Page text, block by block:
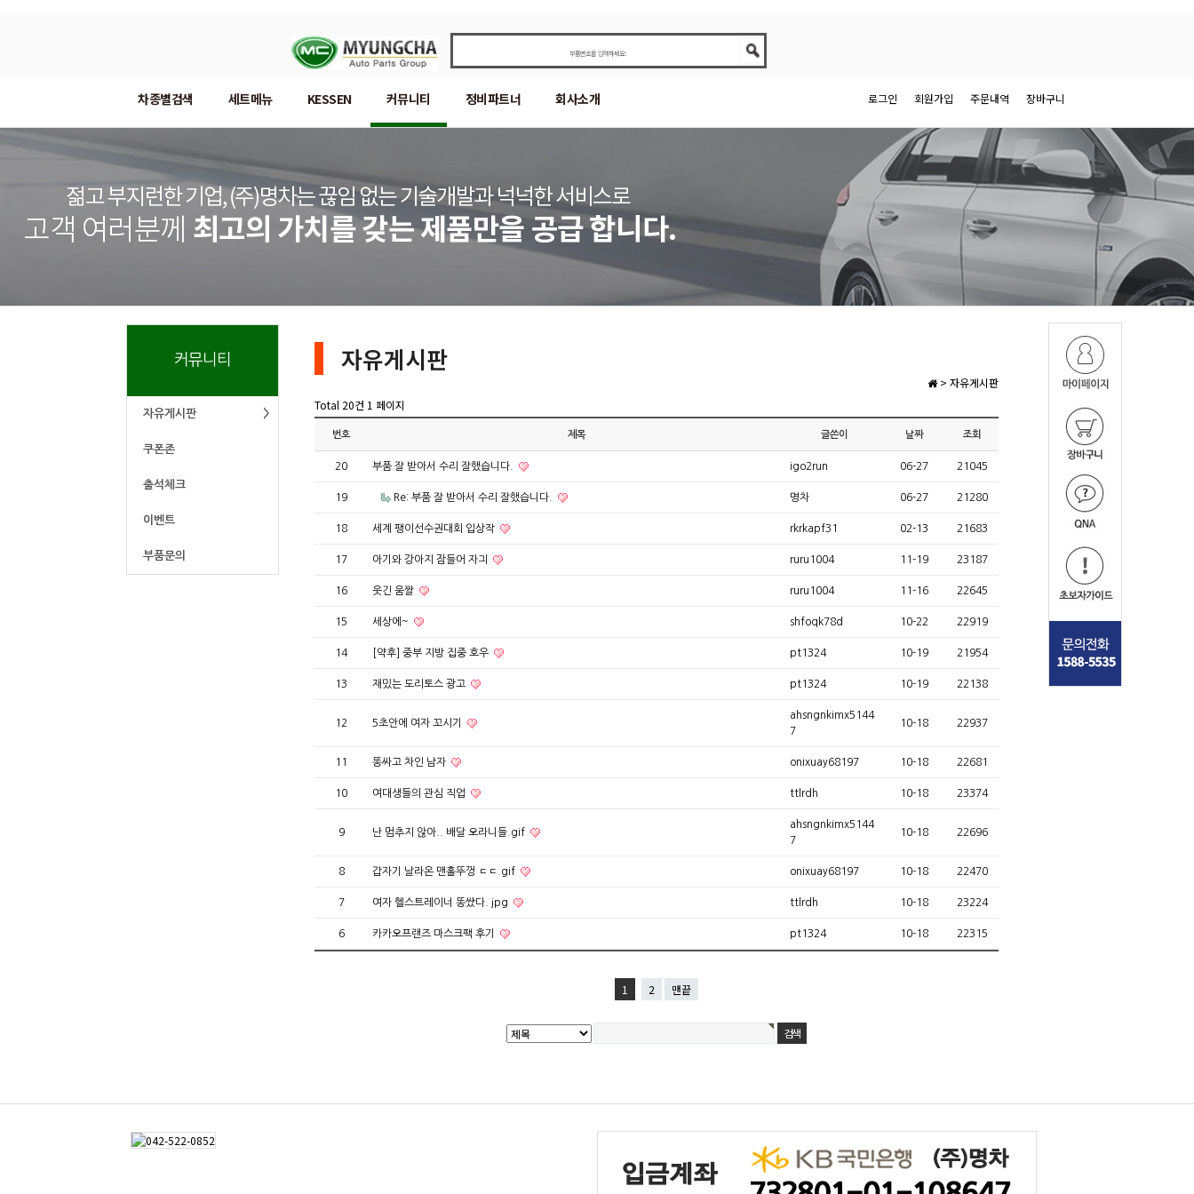
차종별검색 세트메뉴 KESSEN 커뮤니티 정비파트너 회사소개 로그인 회원가입 주문내역 장바구니
커뮤니티
자유게시판
쿠폰존
출석체크
이벤트
부품문의
자유게시판
> 자유게시판
Total 20건 1 페이지
번호 제목 글쓴이 날짜 조회
20 부품 잘 받아서 수리 잘했습니다. igo2run 06-27 21045
19 Re: 부품 잘 받아서 수리 잘했습니다. 명차 06-27 21280
18 세계 팽이선수권대회 입상작 rkrkapf31 02-13 21683
17 아기와 강아지 잠들어 자긔 ruru1004 11-19 23187
16 웃긴 움짤 ruru1004 11-16 22645
15 세상에~ shfoqk78d 10-22 22919
14 [약후] 중부 지방 집중 호우 pt1324 10-19 21954
13 재밌는 도리토스 광고 pt1324 10-19 22138
12 5초안에 여자 꼬시기
ahsngnkimx5144
7
10-18 22937
11 똥싸고 차인 남자 onixuay68197 10-18 22681
10 여대생들의 관심 직업 ttlrdh 10-18 23374
9 난 멈추지 않아.. 배달 오라니들.gif
ahsngnkimx5144
7
10-18 22696
8 갑자기 날라온 맨홀뚜껑 ㄷㄷ.gif onixuay68197 10-18 22470
7 여자 헬스트레이너 똥쌌다. jpg ttlrdh 10-18 23224
6 카카오프랜즈 마스크팩 후기 pt1324 10-18 22315
1 2 맨끝